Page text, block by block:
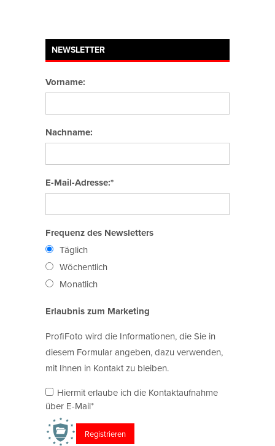
NEWSLETTER
Vorname:
Nachname:
E-Mail-Adresse:*
Frequenz des Newsletters
Täglich
Wöchentlich
Monatlich
Erlaubnis zum Marketing
ProfiFoto wird die Informationen, die Sie in
diesem Formular angeben, dazu verwenden,
mit Ihnen in Kontakt zu bleiben.
Hiermit erlaube ich die Kontaktaufnahme
über E-Mail*